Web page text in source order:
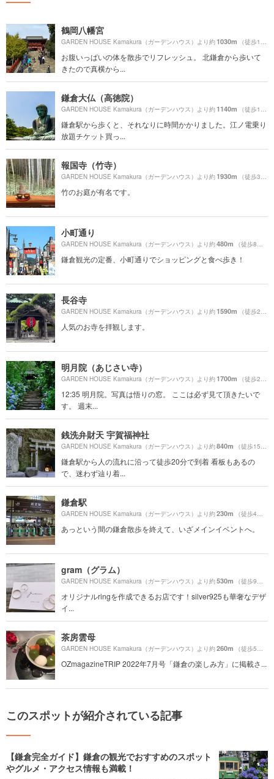
鶴岡八幡宮
GARDEN HOUSE Kamakura（ガーデンハウス）より約1030m （徒歩18分）
お腹いっぱいの体を散歩でリフレッシュ。 北鎌倉から歩いて
きたので真横から...
鎌倉大仏（高徳院）
GARDEN HOUSE Kamakura（ガーデンハウス）より約1140m （徒歩19分）
鎌倉駅から歩くと、それなりに時間かかりました。江ノ電乗り
放題チケット買っ...
報国寺（竹寺）
GARDEN HOUSE Kamakura（ガーデンハウス）より約1930m （徒歩33分）
竹のお庭が有名です。
小町通り
GARDEN HOUSE Kamakura（ガーデンハウス）より約480m （徒歩8分）
鎌倉観光の定番、小町通りでショッピングと食べ歩き！
長谷寺
GARDEN HOUSE Kamakura（ガーデンハウス）より約1590m （徒歩27分）
人気のお寺を拝観します。
明月院（あじさい寺）
GARDEN HOUSE Kamakura（ガーデンハウス）より約1700m （徒歩29分）
12:35 明月院。写真は悟りの窓。 ここは必ず見て頂きたいで
す。 週末...
銭洗弁財天 宇賀福神社
GARDEN HOUSE Kamakura（ガーデンハウス）より約840m （徒歩15分）
鎌倉駅から人の流れに沿って徒歩20分で到着 看板もあるの
で、迷わず辿り着...
鎌倉駅
GARDEN HOUSE Kamakura（ガーデンハウス）より約230m （徒歩4分）
あっという間の鎌倉散歩を終えて、いざメインイベントへ。
gram（グラム）
GARDEN HOUSE Kamakura（ガーデンハウス）より約530m （徒歩9分）
オリジナルringを作成できるお店です！silver925も華奢なデザ
イ...
茶房雲母
GARDEN HOUSE Kamakura（ガーデンハウス）より約260m （徒歩5分）
OZmagazineTRIP 2022年7月号「鎌倉の楽しみ方」に掲載さ...
このスポットが紹介されている記事
【鎌倉完全ガイド】鎌倉の観光でおすすめのスポット
やグルメ・アクセス情報も満載！